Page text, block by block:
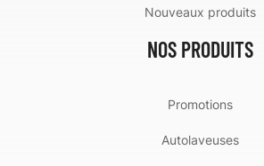
Nouveaux produits
NOS PRODUITS
Promotions
Autolaveuses